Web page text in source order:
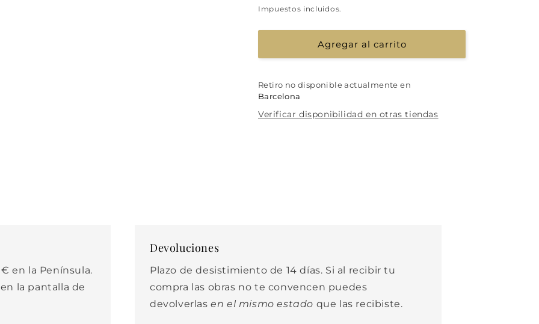
habitual
Impuestos incluidos.
Agregar al carrito
Retiro no disponible actualmente en
Barcelona
Verificar disponibilidad en otras tiendas
en la Península.
la pantalla de
Devoluciones
Plazo de desistimiento de 14 días. Si al recibir tu
compra las obras no te convencen puedes
devolverlasen el mismo estado que las recibiste.